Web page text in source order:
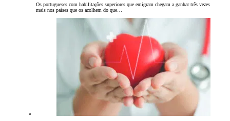
Os portugueses com habilitações superiores que emigram chegam a ganhar três vezes
mais nos países que os acolhem do que…